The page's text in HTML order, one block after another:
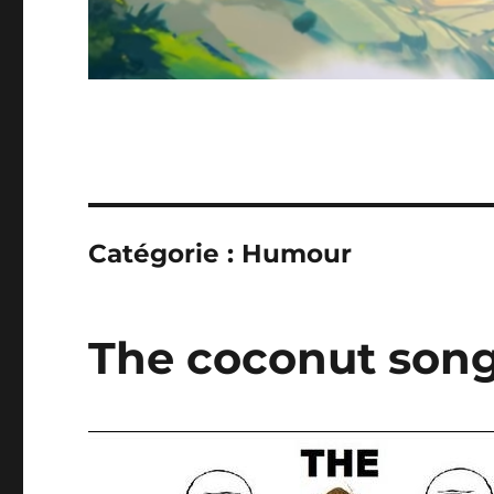
Catégorie : Humour
The coconut